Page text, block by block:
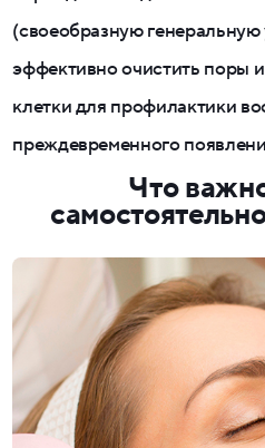
(своеобразную
эффективно очистить поры
клетки для профилактики
преждевременного
Что